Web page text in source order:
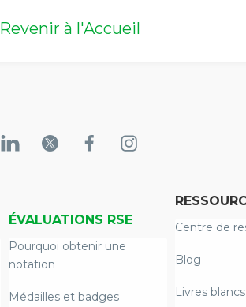
Revenir à l'Accueil
ÉVALUATIONS RSE
Pourquoi obtenir une
notation
Médailles et badges
Centre de
Blog
Livres blancs